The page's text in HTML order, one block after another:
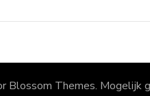
Blossom Themes. Mogelijk